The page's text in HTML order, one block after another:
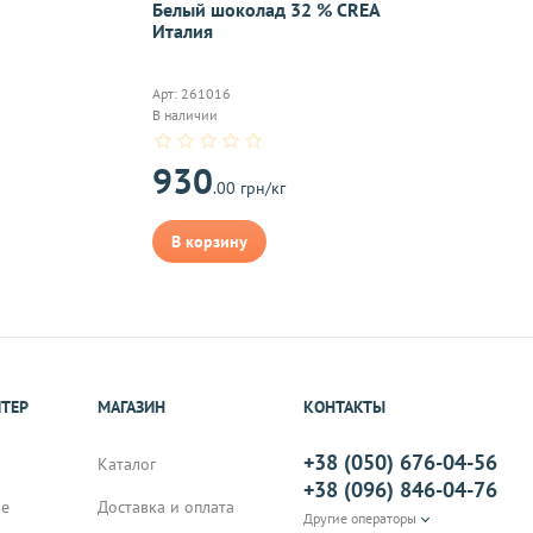
с требованиями законодательства. Возврат
осуществляется по договоренности. Возврат/
качества, если они относятся к категориям,
почту, после
Белый шоколад 32 % CREA
Италия
Арт: 261016
В наличии
930.00 грн/кг
В корзину
МАГАЗИН
Каталог
Доставка и оплата
КОНТАКТЫ
+38 (050) 676-04-56
+38 (096) 846-04-76
Другие операторы